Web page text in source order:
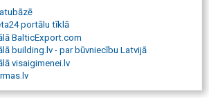
portālu tīklā
BalticExport.com
building.lv - par būvniecību Latvijā
visaigimenei.lv